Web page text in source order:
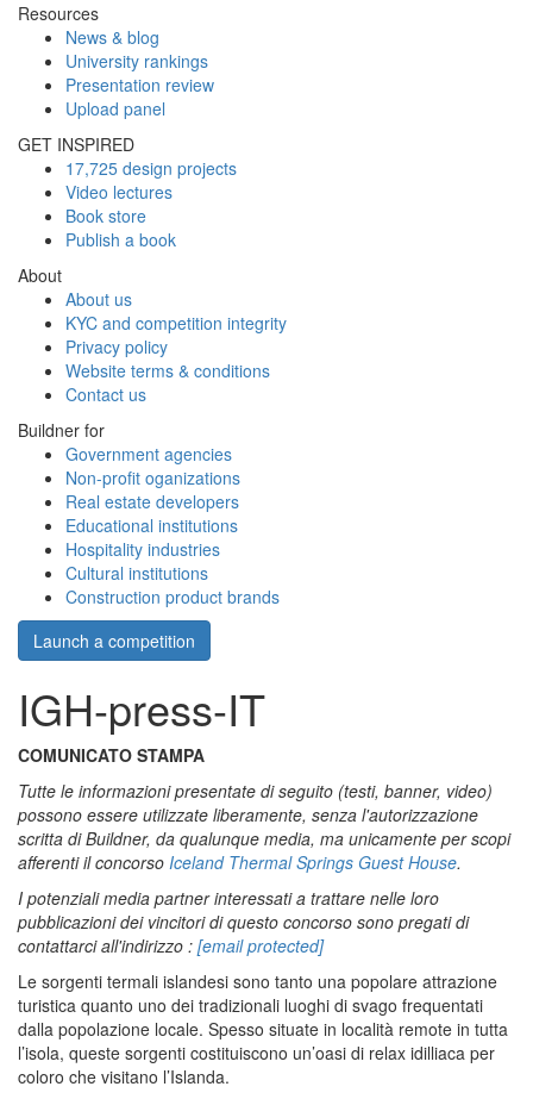
Resources
News & blog
University rankings
Presentation review
Upload panel
GET INSPIRED
17,725 design projects
Video lectures
Book store
Publish a book
About
About us
KYC and competition integrity
Privacy policy
Website terms & conditions
Contact us
Buildner for
Government agencies
Non-profit oganizations
Real estate developers
Educational institutions
Hospitality industries
Cultural institutions
Construction product brands
Launch a competition
IGH-press-IT
COMUNICATO STAMPA
Tutte le informazioni presentate di seguito (testi, banner, video)
possono essere utilizzate liberamente, senza l'autorizzazione
scritta di Buildner, da qualunque media, ma unicamente per scopi
afferenti il concorso Iceland Thermal Springs Guest House.
I potenziali media partner interessati a trattare nelle loro
pubblicazioni dei vincitori di questo concorso sono pregati di
contattarci all'indirizzo : [email protected]
Le sorgenti termali islandesi sono tanto una popolare attrazione
turistica quanto uno dei tradizionali luoghi di svago frequentati
dalla popolazione locale. Spesso situate in località remote in tutta
l’isola, queste sorgenti costituiscono un’oasi di relax idilliaca per
coloro che visitano l’Islanda.